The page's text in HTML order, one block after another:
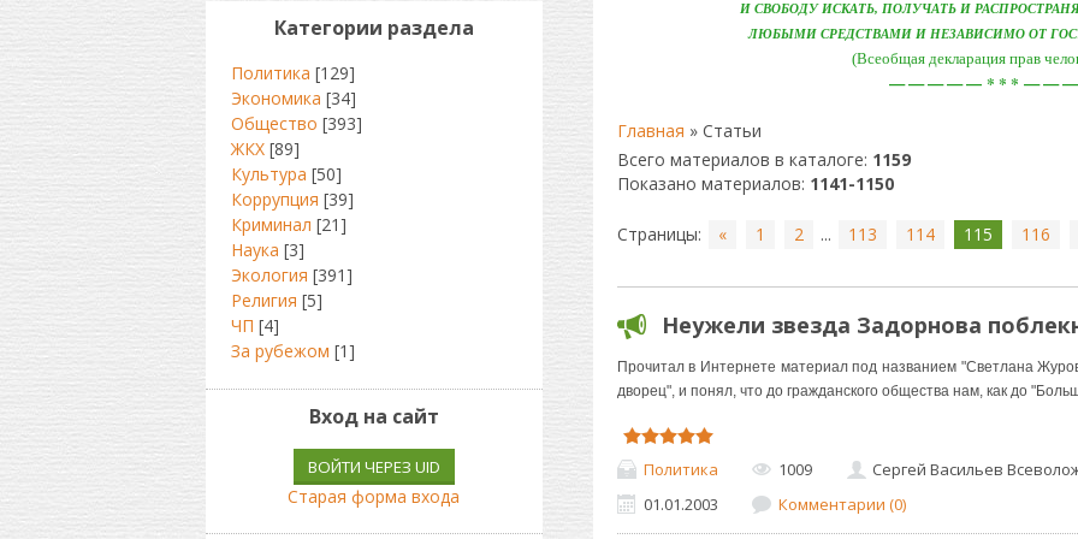
И СВОБОДУ ИСКАТЬ, ПОЛУЧАТЬ И
ЛЮБЫМИ СРЕДСТВАМИ И НЕЗАВИСИМО ОТ
(Всеобщая декларация прав
—— — ——* * * ——
Главная » Статьи
Всего материалов в каталоге: 1159
Показано материалов: 1141-1150
Страницы: « 1 2 ... 113 114 115 116
Неужели звезда Задорнова
Прочитал в Интернете материал под названием "Светлана
дворец", и понял, что до гражданского общества нам, как до
Политика 1009
Сергей Васильев
01.01.2003
Комментарии (0)
Категории раздела
Политика [129]
Экономика [34]
Общество [393]
ЖКХ [89]
Культура [50]
Коррупция [39]
Криминал [21]
Наука [3]
Экология [391]
Религия [5]
ЧП [4]
За рубежом [1]
Вход на сайт
ВОЙТИ ЧЕРЕЗ UID
Старая форма входа